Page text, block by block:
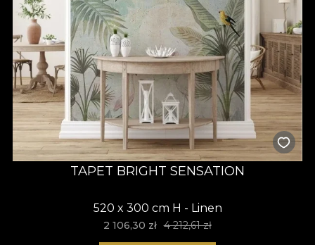
TAPET BRIGHT SENSATION
520 x 300 cm H - Linen
2 106,30 zł 4 212,61 zł